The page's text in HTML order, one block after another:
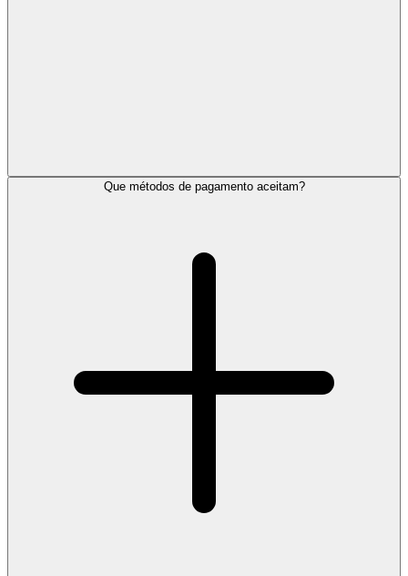
Que métodos de pagamento aceitam?